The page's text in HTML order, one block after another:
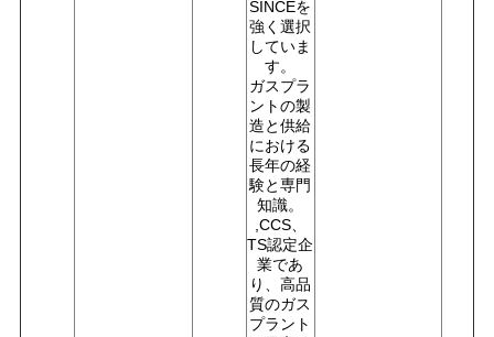
SINCEを
強く選択
していま
す。
ガスプラ
ントの製
造と供給
における
長年の経
験と専門
知識。
,CCS、
TS認定企
業であ
り、高品
質のガス
プラント